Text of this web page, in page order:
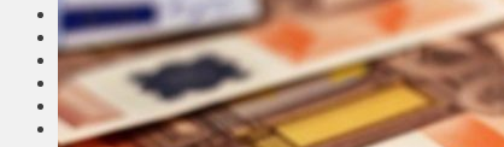
Выбор читателей
Калейдоскоп
Армия
Сейм Литвы
Культура
Больше